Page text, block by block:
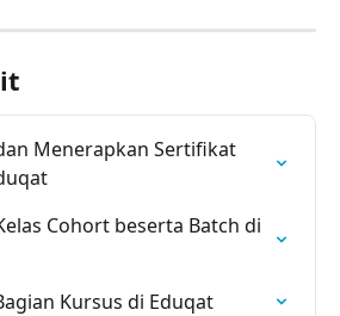
Menerapkan Sertifikat
Cohort beserta Batch di
Kursus di Eduqat